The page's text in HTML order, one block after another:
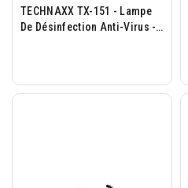
TECHNAXX TX-151 - Lampe
De Désinfection Anti-Virus -